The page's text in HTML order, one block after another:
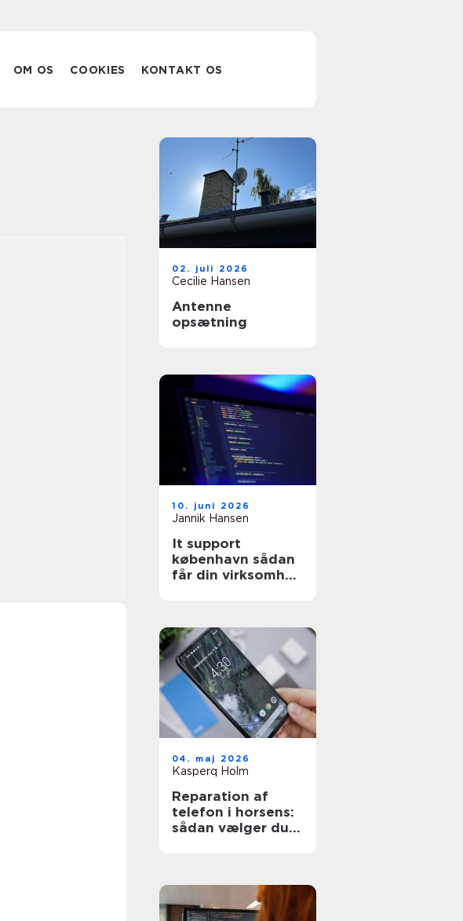
OM OS COOKIES KONTAKT OS
02. juli 2026
Cecilie Hansen
Antenne
opsætning
10. juni 2026
Jannik Hansen
It support
københavn sådan
får din virksomhed
04. maj 2026
Kasperq Holm
Reparation af
telefon i horsens:
sådan vælger du